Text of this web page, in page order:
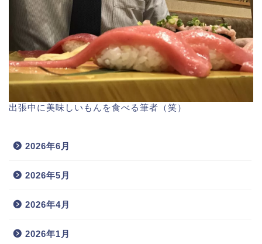
出張中に美味しいもんを食べる筆者（笑）
2026年6月
2026年5月
2026年4月
2026年1月